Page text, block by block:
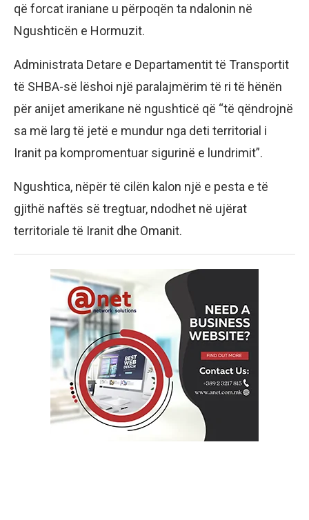
që forcat iraniane u përpoqën ta ndalonin në
Ngushticën e Hormuzit.
Administrata Detare e Departamentit të Transportit
të SHBA-së lëshoi një paralajmërim të ri të hënën
për anijet amerikane në ngushticë që “të qëndrojnë
sa më larg të jetë e mundur nga deti territorial i
Iranit pa kompromentuar sigurinë e lundrimit”.
Ngushtica, nëpër të cilën kalon një e pesta e të
gjithë naftës së tregtuar, ndodhet në ujërat
territoriale të Iranit dhe Omanit.